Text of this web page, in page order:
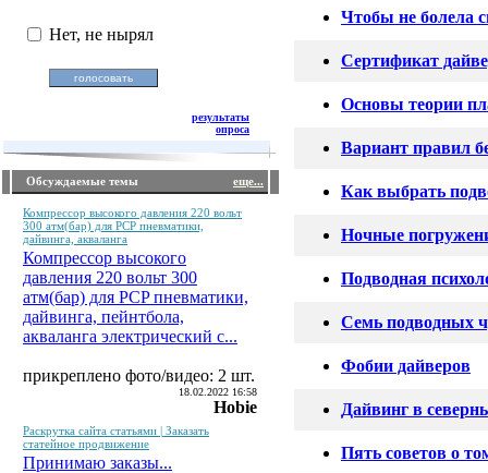
Нет, не нырял
результаты
опроса
Обсуждаемые темы еще...
Компрессор высокого давления 220 вольт
300 атм(бар) для PCP пневматики,
дайвинга, акваланга
Компрессор высокого
давления 220 вольт 300
атм(бар) для PCP пневматики,
дайвинга, пейнтбола,
акваланга электрический c...
прикреплено фото/видео: 2 шт.
18.02.2022 16:58
Hobie
Раскрутка сайта статьями | Заказать
статейное продвижение
Принимаю заказы...
Чтобы не болела
Сертификат
Основы теории
Вариант правил
Как выбрать
Ночные
Подводная
Семь подводных
Фобии дайверов
Дайвинг в
Пять советов о